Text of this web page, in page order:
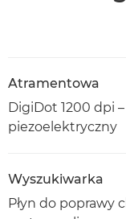
Atramentowa
DigiDot 1200 dpi
piezoelektryczny
Wyszukiwarka
Płyn do poprawy